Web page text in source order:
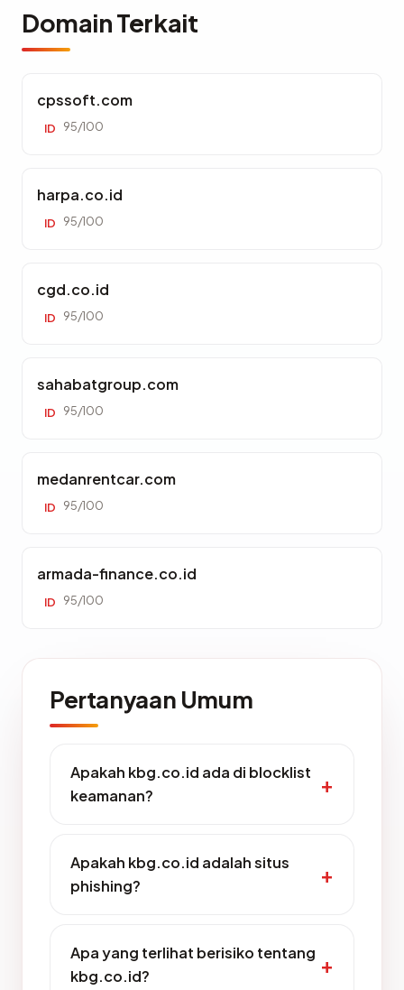
Domain Terkait
cpssoft.com
ID 95/100
harpa.co.id
ID 95/100
cgd.co.id
ID 95/100
sahabatgroup.com
ID 95/100
medanrentcar.com
ID 95/100
armada-finance.co.id
ID 95/100
Pertanyaan Umum
Apakah kbg.co.id ada di blocklist
keamanan?
Apakah kbg.co.id adalah situs
phishing?
Apa yang terlihat berisiko tentang
kbg.co.id?